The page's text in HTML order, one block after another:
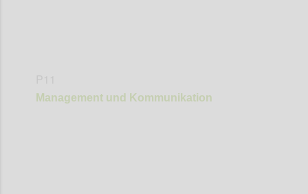
Management und Kommunikation